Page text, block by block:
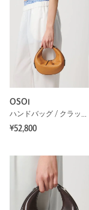
OSOI
ハンドバッグ / クラッチバッグ
¥52,800